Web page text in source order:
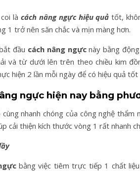
coi làcách nâng ngực hiệu quả tốt,
1 trở nên săn chắc và mịn màng hơn.
đầu cách nâng ngựcnày bằng
và từ dưới lên trên theo chiều kim
hiện 2 lần mỗi ngày để có hiệu quả tốt
ngực hiện nay bằng
nhanh chóng của công nghệ thẩm
cải thiện kích thước vòng 1 rất nhanh
bằng việc tiêm trực tiếp 1 chất